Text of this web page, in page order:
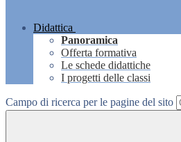
Didattica
Panoramica
Offerta formativa
Le schede didattiche
I progetti delle classi
Campo di ricerca per le pagine del sito